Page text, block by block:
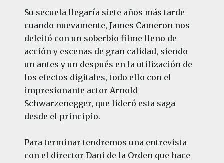
Su secuela llegaría siete años más tarde
cuando nuevamente, James Cameron nos
deleitó con un soberbio filme lleno de
acción y escenas de gran calidad, siendo
un antes y un después en la utilización de
los efectos digitales, todo ello con el
impresionante actor Arnold
Schwarzenegger, que lideró esta saga
desde el principio.
Para terminar tendremos una entrevista
con el director Dani de la Orden que hace